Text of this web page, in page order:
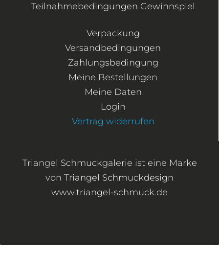
Teilnahmebedingungen Gewinnspiel
Verpackung
Versandbedingungen
Zahlungsbedingung
Meine Bestellungen
Meine Daten
Login
Vertrag widerrufen
Triangel Schmuckgalerie ist eine Marke
von Triangel Schmuckdesign
www.triangel-schmuck.de